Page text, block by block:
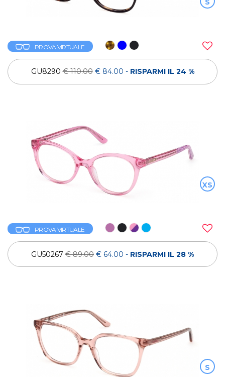
S
PROVA VIRTUALE
GU8290€ 110.00 € 84.00 - RISPARMI IL 24 %
XS
PROVA VIRTUALE
GU50267 € 89.00 € 64.00 - RISPARMI IL 28 %
S